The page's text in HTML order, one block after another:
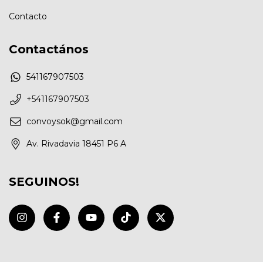
Contacto
Contactános
541167907503
+541167907503
convoysok@gmail.com
Av. Rivadavia 18451 P6 A
SEGUINOS!